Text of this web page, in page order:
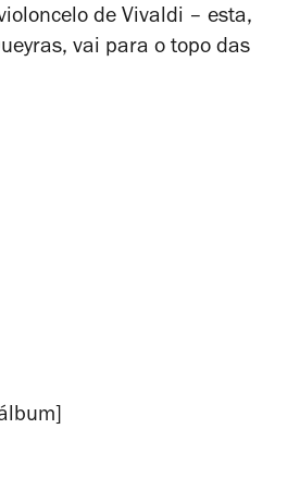
de Vivaldi – esta,
vai para o topo das